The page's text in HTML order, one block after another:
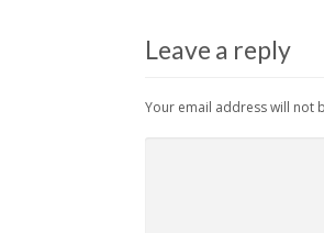
Leave a reply
Your email address will not